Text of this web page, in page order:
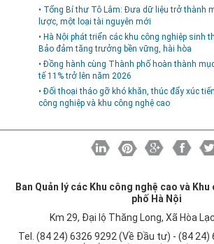
• Tổng Bí thư Tô Lâm: Đưa dữ liệu trở thành
lược, một loại tài nguyên mới
• Hà Nội phát triển các khu công nghiệp sinh
Bảo đảm tăng trưởng bền vững, hài hòa
• Đồng hành cùng Thành phố hoàn thành
tế 11% trở lên năm 2026
• Đối thoại tháo gỡ khó khăn, thúc đẩy xúc
công nghiệp và khu công nghệ cao
Ban Quản lý các Khu công nghệ cao và
phố Hà Nội
Km 29, Đại lộ Thăng Long, Xã Hòa
Tel. (84 24) 6326 9292 (Về Đầu tư) - (84 24)